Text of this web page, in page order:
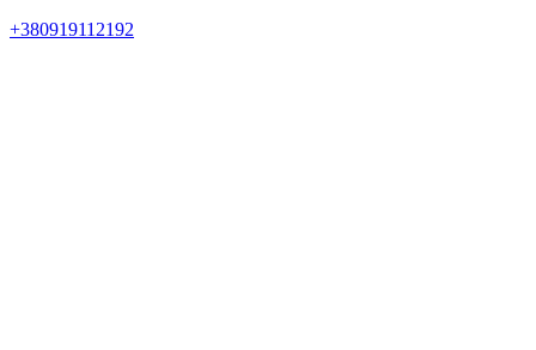
+380919112192